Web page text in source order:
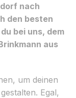
nach
den besten
bei uns, dem
aus
um deinen
Egal,